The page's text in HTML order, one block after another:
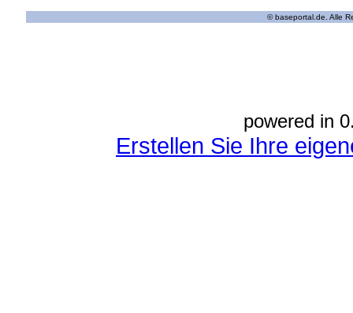
© baseportal.de. Alle
powered in
Erstellen Sie Ihre